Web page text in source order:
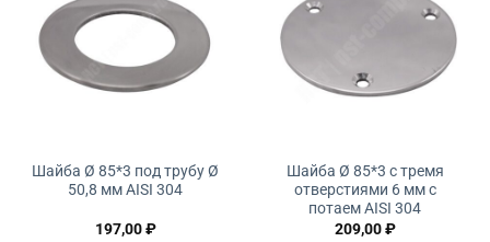
Шайба Ø 85*3 под трубу Ø
50,8 мм AISI 304
197,00₽
Шайба Ø 85*3 с тремя
отверстиями 6 мм с
потаем AISI 304
209,00₽